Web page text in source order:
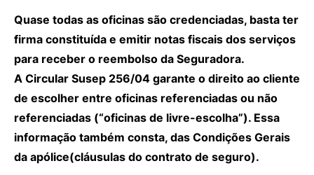
Quase todas as oficinas são credenciadas, basta ter
firma constituída e emitir notas fiscais dos serviços
para receber o reembolso da Seguradora.
A Circular Susep 256/04 garante o direito ao cliente
de escolher entre oficinas referenciadas ou não
referenciadas (“oficinas de livre-escolha”). Essa
informação também consta, das Condições Gerais
da apólice(cláusulas do contrato de seguro).